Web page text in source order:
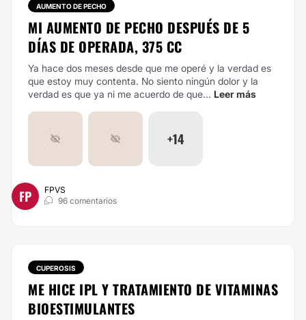
AUMENTO DE PECHO
MI AUMENTO DE PECHO DESPUÉS DE 5
DÍAS DE OPERADA, 375 CC
Ya hace dos meses desde que me operé y la verdad es
que estoy muy contenta. No siento ningún dolor y la
verdad es que ya ni me acuerdo de que... Leer más
+14
FP
FPVS
96 comentarios
CUPEROSIS
ME HICE IPL Y TRATAMIENTO DE VITAMINAS
BIOESTIMULANTES